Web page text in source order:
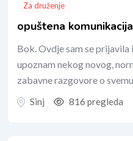
Za druženje
opuštena komunikacija
Bok. Ovdje sam se prijavila
upoznam nekog novog,
zabavne razgovore o
Sinj 816 pregleda